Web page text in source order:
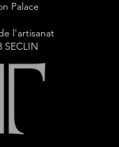
Palace
l'artisanat
SECLIN